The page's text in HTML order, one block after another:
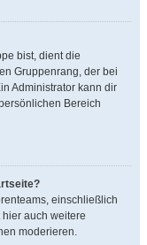
bist, dient die
Gruppenrang, der bei
Administrator kann dir
Bereich
einschließlich
auch weitere
moderieren.